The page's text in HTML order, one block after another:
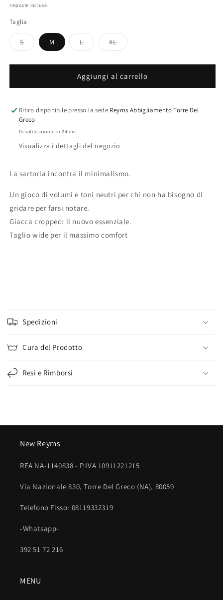
di
Imposte incluse.
Taglia
SVariante
esaurita
non
M LVariante
esaurita
non
XLVariante
esaurita
non
Aggiungi al carrello
Ritiro disponibile presso la sede Reyms Abbigliamento Torre Del
Greco
Di solito pronto in 24 ore
Visualizza i dettagli del negozio
La sartoria incontra il minimalismo.
Un gioco di volumi e toni neutri per chi non ha bisogno di
gridare per farsi notare.
Giacca cropped: il nuovo essenziale.
Taglio wide per il massimo comfort
o
n
t
e
u
Spedizioni
Cura del Prodotto
Resi e Rimborsi
New Reyms
REA NA-1140838 - P.IVA 10911221215
Via Nazionale 830, Torre Del Greco (NA), 80059
Telefono Fisso: 08119332319
-Whatsapp-
392 51 72 216
MENU